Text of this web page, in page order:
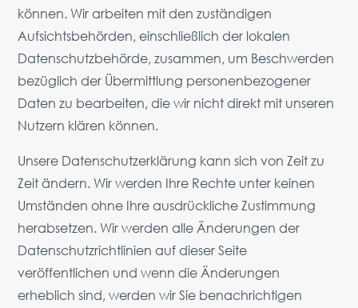
können. Wir arbeiten mit den zuständigen
Aufsichtsbehörden, einschließlich der lokalen
Datenschutzbehörde, zusammen, um Beschwerden
bezüglich der Übermittlung personenbezogener
Daten zu bearbeiten, die wir nicht direkt mit unseren
Nutzern klären können.
Unsere Datenschutzerklärung kann sich von Zeit zu
Zeit ändern. Wir werden Ihre Rechte unter keinen
Umständen ohne Ihre ausdrückliche Zustimmung
herabsetzen. Wir werden alle Änderungen der
Datenschutzrichtlinien auf dieser Seite
veröffentlichen und wenn die Änderungen
erheblich sind, werden wir Sie benachrichtigen